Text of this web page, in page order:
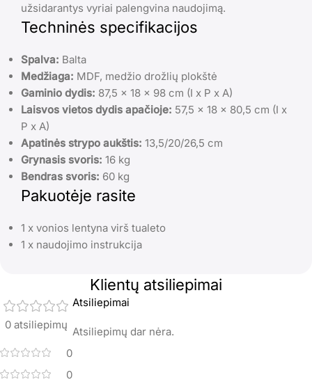
užsidarantys vyriai palengvina naudojimą.
Techninės specifikacijos
Spalva: Balta
Medžiaga: MDF, medžio drožlių plokštė
Gaminio dydis: 87,5 x 18 x 98 cm (I x P x A)
Laisvos vietos dydis apačioje: 57,5 x 18 x 80,5 cm (I x
P x A)
Apatinės strypo aukštis: 13,5/20/26,5 cm
Grynasis svoris: 16 kg
Bendras svoris: 60 kg
Pakuotėje rasite
1 x vonios lentyna virš tualeto
1 x naudojimo instrukcija
Klientų atsiliepimai
0 atsiliepimų
0
0
Atsiliepimai
Atsiliepimų dar nėra.